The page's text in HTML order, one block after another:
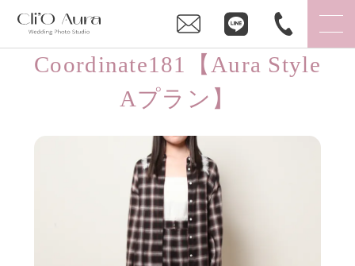
Coordinate181【Aura Style
Aプラン】